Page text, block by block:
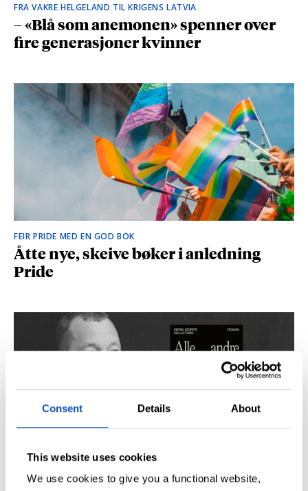
Consent Details About
This website uses cookies
We use cookies to give you a functional website,
FRA VAKRE HELGELAND TIL KRIGENS LATVIA
– «Blå som anemonen» spenner over
fire generasjoner kvinner
FEIR PRIDE MED EN GOD BOK
Åtte nye, skeive bøker i anledning
Pride
SÅ DU NRK-DOKUMENTAREN «AGENTEN»?
Didrik M. Hallstrøm: – Alt det med CIA